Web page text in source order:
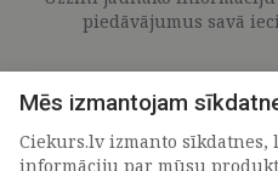
piedāvājumus savā
Mēs izmantojam
Ciekurs.lv izmanto
informāciju par mūsu